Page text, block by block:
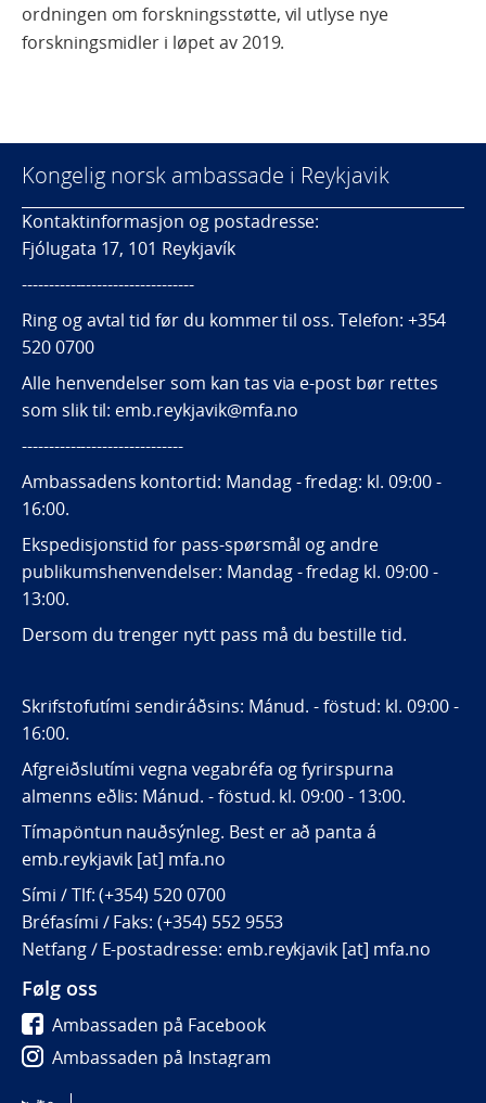
ordningen om forskningsstøtte, vil utlyse nye
forskningsmidler i løpet av 2019.
Kongelig norsk ambassade i Reykjavik
Kontaktinformasjon og postadresse:
Fjólugata 17, 101 Reykjavík
--------------------------------
Ring og avtal tid før du kommer til oss. Telefon: +354
520 0700
Alle henvendelser som kan tas via e-post bør rettes
som slik til: emb.reykjavik@mfa.no
------------------------------
Ambassadens kontortid: Mandag - fredag: kl. 09:00 -
16:00.
Ekspedisjonstid for pass-spørsmål og andre
publikumshenvendelser: Mandag - fredag kl. 09:00 -
13:00.
Dersom du trenger nytt pass må du bestille tid.
Skrifstofutími sendiráðsins: Mánud. - föstud: kl. 09:00 -
16:00.
Afgreiðslutími vegna vegabréfa og fyrirspurna
almenns eðlis: Mánud. - föstud. kl. 09:00 - 13:00.
Tímapöntun nauðsýnleg. Best er að panta á
emb.reykjavik [at] mfa.no
Sími / Tlf: (+354) 520 0700
Bréfasími / Faks: (+354) 552 9553
Netfang / E-postadresse: emb.reykjavik [at] mfa.no
Følg oss
Ambassaden på Facebook
Ambassaden på Instagram
Ambassaden på LinkedIn